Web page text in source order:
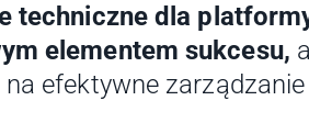
techniczne dla
elementem sukcesu,
efektywne